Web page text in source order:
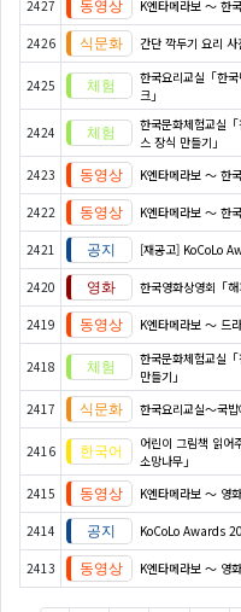
2427 K엔타메라보 ～ 한
2426 간단 깍두기 요리
2425
한국요리교실「한
크」
2424
한국문화체험교실
스 장식 만들기」
2423 K엔타메라보 ～ 한
2422 K엔타메라보 ～ 한
2421 [재공고] KoCoLo
2420 한국영화상영회「해
2419 K엔타메라보 ～ 드
2418
한국문화체험교실
만들기」
2417 한국요리교실〜국
2416
어린이 그림책 읽어
소망나무」
2415 K엔타메라보 ～ 영
2414 KoCoLo Awards
2413 K엔타메라보 ～ 영